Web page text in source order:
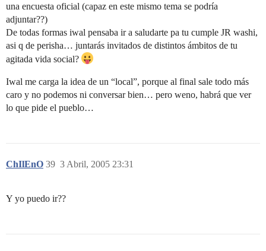
una encuesta oficial (capaz en este mismo tema se podría
adjuntar??)
De todas formas iwal pensaba ir a saludarte pa tu cumple JR washi,
asi q de perisha… juntarás invitados de distintos ámbitos de tu
agitada vida social?
Iwal me carga la idea de un “local”, porque al final sale todo más
caro y no podemos ni conversar bien… pero weno, habrá que ver
lo que pide el pueblo…
ChIlEnO 3 Abril, 2005 23:31
39
Y yo puedo ir??